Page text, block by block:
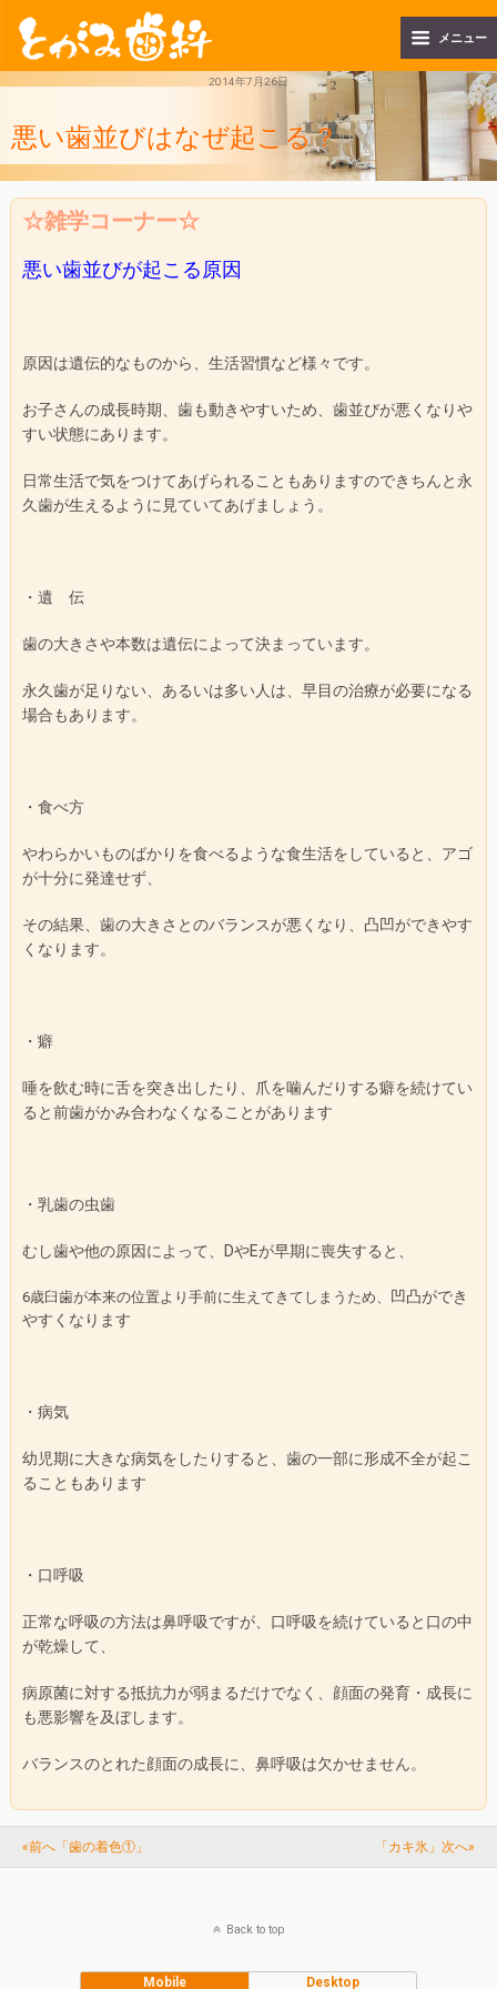
メニュー
2014年7月26日
悪い歯並びはなぜ起こる？
☆雑学コーナー☆
悪い歯並びが起こる原因
原因は遺伝的なものから、生活習慣など様々です。
お子さんの成長時期、歯も動きやすいため、歯並びが悪くなりや
すい状態にあります。
日常生活で気をつけてあげられることもありますのできちんと永
久歯が生えるように見ていてあげましょう。
・遺 伝
歯の大きさや本数は遺伝によって決まっています。
永久歯が足りない、あるいは多い人は、早目の治療が必要になる
場合もあります。
・食べ方
やわらかいものばかりを食べるような食生活をしていると、アゴ
が十分に発達せず、
その結果、歯の大きさとのバランスが悪くなり、凸凹ができやす
くなります。
・癖
唾を飲む時に舌を突き出したり、爪を噛んだりする癖を続けてい
ると前歯がかみ合わなくなることがあります
・乳歯の虫歯
むし歯や他の原因によって、 DやEが早期に喪失すると、
6歳臼歯が本来の位置より手前に生えてきてしまうため、
凹凸ができ
やすくなります
・病気
幼児期に大きな病気をしたりすると、歯の一部に形成不全が起こ
ることもあります
・口呼吸
正常な呼吸の方法は鼻呼吸ですが、口呼吸を続けていると口の中
が乾燥して、
病原菌に対する抵抗力が弱まるだけでなく、顔面の発育・成長に
も悪影響を及ぼします。
バランスのとれた顔面の成長に、鼻呼吸は欠かせません。
«前へ「歯の着色①」 「カキ氷」次へ»
Back to top
Mobile Desktop